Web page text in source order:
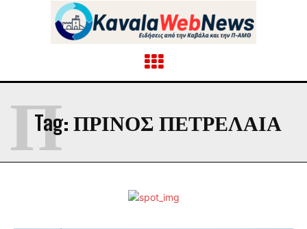
Tag: ΠΡΙΝΟΣ ΠΕΤΡΕΛΑΙΑ
Π